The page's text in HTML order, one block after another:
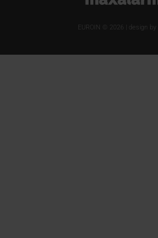
EUROIN © 2026 | design by